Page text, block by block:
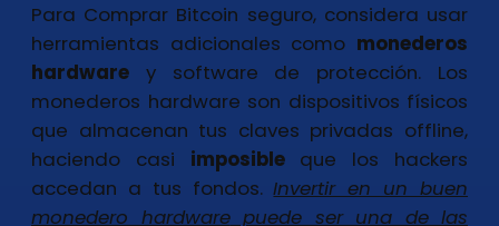
Para Comprar Bitcoin seguro, considera usar
herramientas adicionales como monederos
hardware y software de protección. Los
monederos hardware son dispositivos físicos
que almacenan tus claves privadas offline,
haciendo casi imposibleque los hackers
accedan a tus fondos.Invertir en un buen
monedero hardwarepuede ser una de las